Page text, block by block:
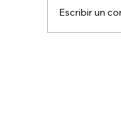
Escribir un